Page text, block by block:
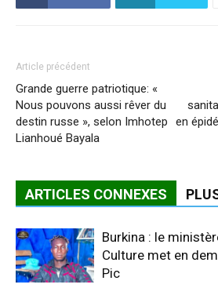
Article précédent
Grande guerre patriotique: «
Nous pouvons aussi rêver du
destin russe », selon Imhotep
Lianhoué Bayala
en
ARTICLES CONNEXES
Burkina : le
Culture met en
Pic